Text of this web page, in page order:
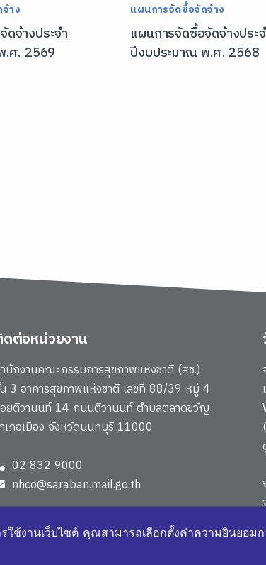
าง
จ้างประจำ
.ศ. 2569
แผนการจัดซื้อจัดจ้าง
แผนการจัดซื้อจัดจ้างประ
ปีงบประมาณ พ.ศ. 2568
ต่อหน่วยงาน
นักงานคณะกรรมการสุขภาพแห่งชาติ (สช.)
3 อาคารสุขภาพแห่งชาติ เลขที่ 88/39 หมู่ 4
ยติวานนท์ 14 ถนนติวานนท์ ตำบลตลาดขวัญ
เภอเมือง จังหวัดนนทบุรี 11000
02 832 9000
nhco@saraban.mail.go.th
ช้งานเว็บไซต์ คุณสามารถเลือกตั้งค่าความยินยอม